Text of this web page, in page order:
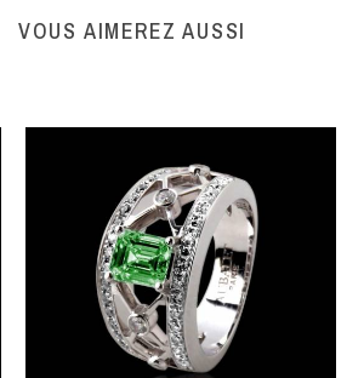
VOUS AIMEREZ AUSSI